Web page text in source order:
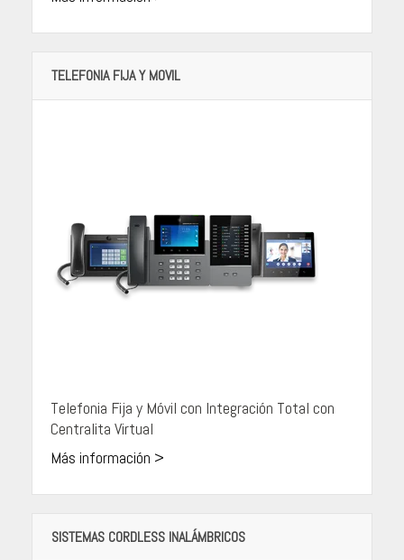
TELEFONIA FIJA Y MOVIL
Telefonia Fija y Móvil con Integración Total con
Centralita Virtual
Más información >
SISTEMAS CORDLESS INALÁMBRICOS